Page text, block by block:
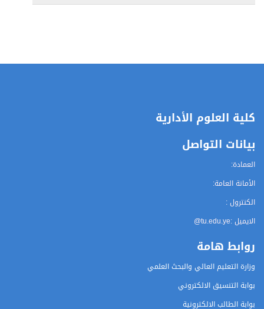
كلية العلوم الأدارية
بيانات التواصل
العمادة:
الأمانة العامة:
الكنترول :
الايميل :@tu.edu.ye
روابط هامة
وزارة التعليم العالي والبحث العلمي
بوابة التنسيق الالكتروني
بوابة الطالب الالكترونية